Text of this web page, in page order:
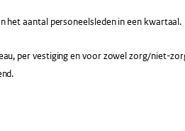
het aantal personeelsleden in een kwartaal.
per vestiging en voor zowel zorg/niet-